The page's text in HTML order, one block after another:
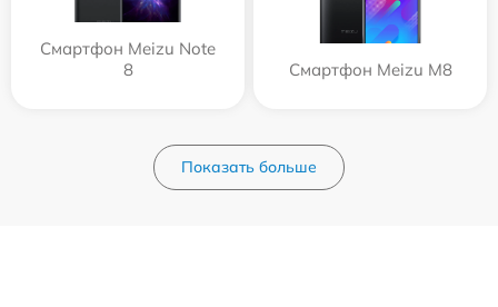
Смартфон Meizu Note
8
Смартфон Meizu M8
Показать больше